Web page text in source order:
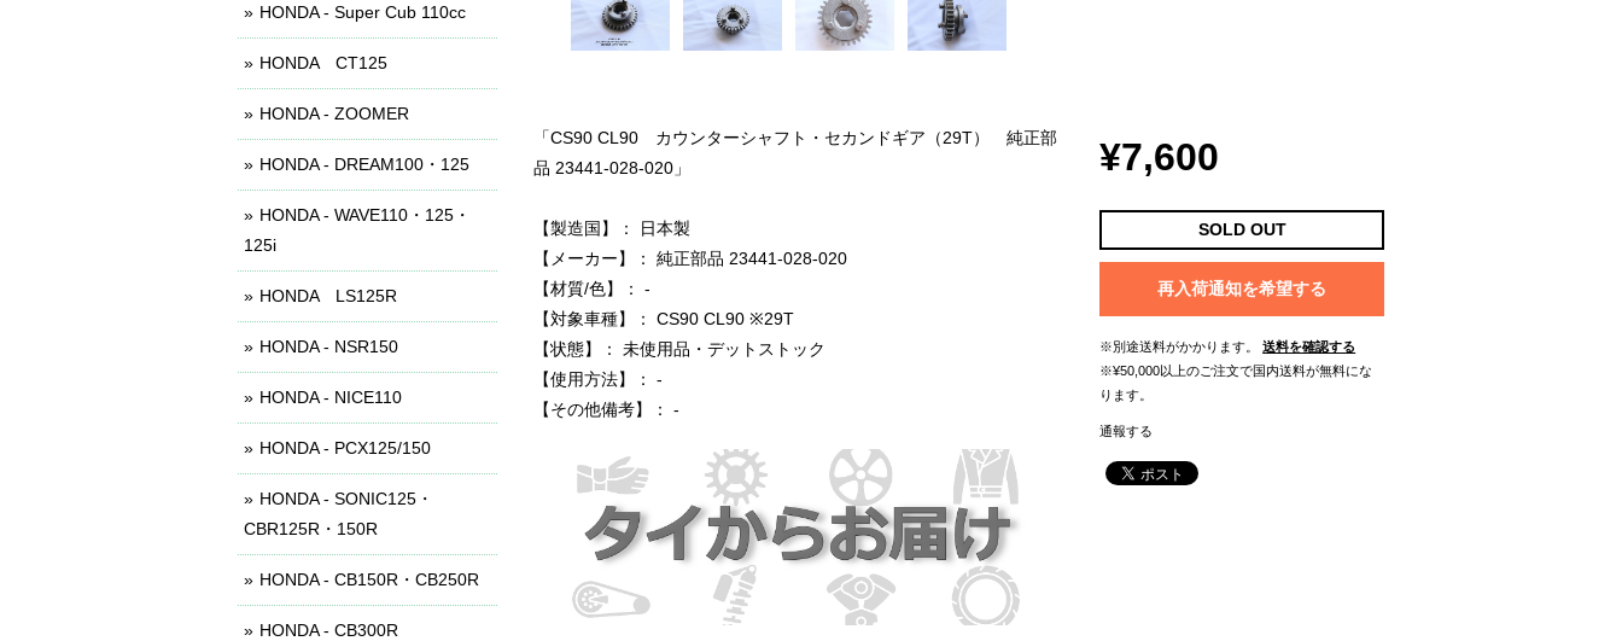
「CS90 CL90 カウンターシャフト・セカンドギア（29T） 純正部
品 23441-028-020」
【製造国】： 日本製
【メーカー】： 純正部品 23441-028-020
【材質/色】： -
【対象車種】： CS90 CL90 ※29T
【状態】： 未使用品・デットストック
【使用方法】： -
【その他備考】： -
¥7,600
SOLD OUT
再入荷通知を希望する
※別途送料がかかります。
送料を確認する
※¥50,000以上のご注文で国内送料が無料にな
ります。
通報する
HONDA - Super Cub 110cc
HONDA CT125
HONDA - ZOOMER
HONDA - DREAM100・125
HONDA - WAVE110・125・
125i
HONDA LS125R
HONDA - NSR150
HONDA - NICE110
HONDA - PCX125/150
HONDA - SONIC125・
CBR125R・150R
HONDA - CB150R・CB250R
HONDA - CB300R